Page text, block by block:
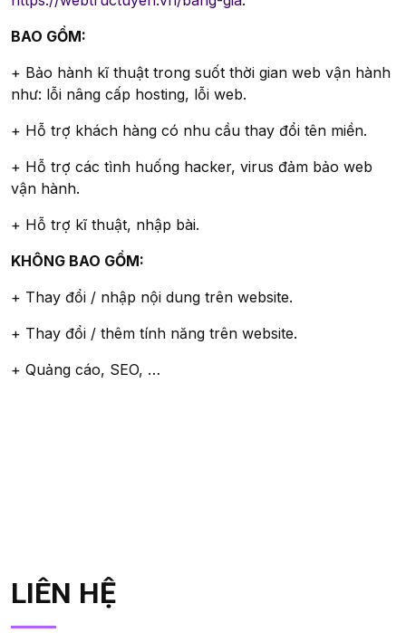
BAO GỒM:
+ Bảo hành kĩ thuật trong suốt thời gian web vận hành
như: lỗi nâng cấp hosting, lỗi web.
+ Hỗ trợ khách hàng có nhu cầu thay đổi tên miền.
+ Hỗ trợ các tình huống hacker, virus đảm bảo web
vận hành.
+ Hỗ trợ kĩ thuật, nhập bài.
KHÔNG BAO GỒM:
+ Thay đổi / nhập nội dung trên website.
+ Thay đổi / thêm tính năng trên website.
+ Quảng cáo, SEO, …
LIÊN HỆ